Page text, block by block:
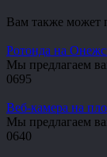
Вам также может
Ротонда на
Мы предлагаем
0695
Веб-камера на
Мы предлагаем
0640